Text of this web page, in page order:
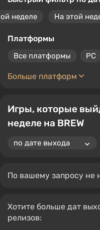
неделе На этой
Платформы
Все платформы PC
Больше платформ
Игры, которые
неделе на BREW
По вашему запросу не
Хотите больше дат
релизов: